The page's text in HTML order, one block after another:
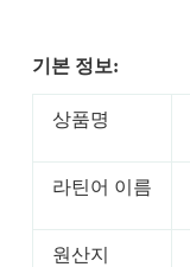
기본 정보:
상품명
라틴어 이름
원산지